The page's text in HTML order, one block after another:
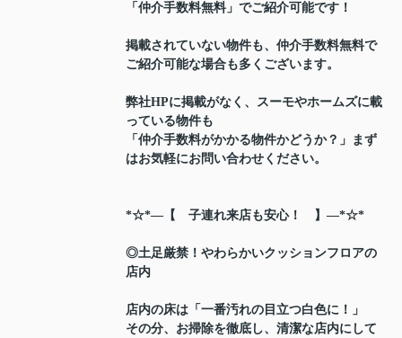
「仲介手数料無料」でご紹介可能です！
掲載されていない物件も、仲介手数料無料で
ご紹介可能な場合も多くございます。
弊社HPに掲載がなく、スーモやホームズに載
っている物件も
「仲介手数料がかかる物件かどうか？」まず
はお気軽にお問い合わせください。
*☆*―【 子連れ来店も安心！ 】―*☆*
◎土足厳禁！やわらかいクッションフロアの
店内
店内の床は「一番汚れの目立つ白色に！」
その分、お掃除を徹底し、清潔な店内にして